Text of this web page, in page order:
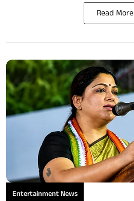
Read More
Entertainment News